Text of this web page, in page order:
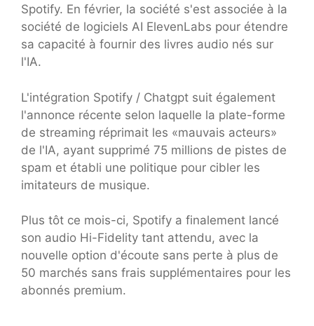
Spotify. En février, la société s'est associée à la
société de logiciels AI ElevenLabs pour étendre
sa capacité à fournir des livres audio nés sur
l'IA.
L'intégration Spotify / Chatgpt suit également
l'annonce récente selon laquelle la plate-forme
de streaming réprimait les «mauvais acteurs»
de l'IA, ayant supprimé 75 millions de pistes de
spam et établi une politique pour cibler les
imitateurs de musique.
Plus tôt ce mois-ci, Spotify a finalement lancé
son audio Hi-Fidelity tant attendu, avec la
nouvelle option d'écoute sans perte à plus de
50 marchés sans frais supplémentaires pour les
abonnés premium.